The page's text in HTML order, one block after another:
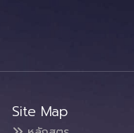
Site Map